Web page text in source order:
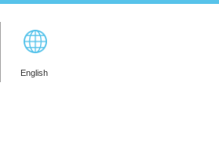
English